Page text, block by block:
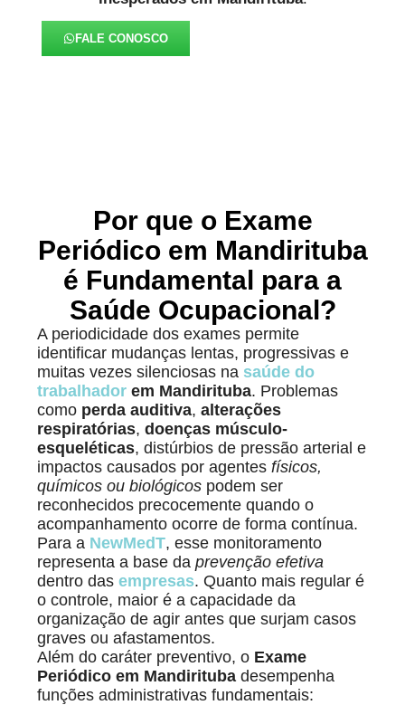
FALE CONOSCO
Por que o Exame
Periódico em Mandirituba
é Fundamental para a
Saúde Ocupacional?
A periodicidade dos exames permite
identificar mudanças lentas, progressivas e
muitas vezes silenciosas na saúde do
trabalhador em Mandirituba. Problemas
como perda auditiva,alterações
respiratórias,doenças músculo-
esqueléticas, distúrbios de pressão arterial e
impactos causados por agentesfísicos,
químicos ou biológicos podem ser
reconhecidos precocemente quando o
acompanhamento ocorre de forma contínua.
Para a NewMedT, esse monitoramento
representa a base daprevenção efetiva
dentro dasempresas. Quanto mais regular é
o controle, maior é a capacidade da
organização de agir antes que surjam casos
graves ou afastamentos.
Além do caráter preventivo, o Exame
Periódico em Mandirituba desempenha
funções administrativas fundamentais: